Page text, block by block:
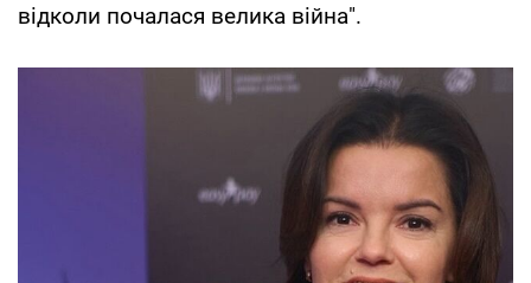
відколи почалася велика війна".